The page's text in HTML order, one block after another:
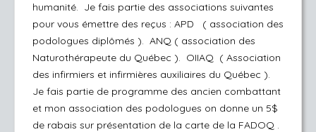
humanité. Je fais partie des associations suivantes
pour vous émettre des reçus : APD ( association des
podologues diplômés ). ANQ ( association des
Naturothérapeute du Québec ). OIIAQ ( Association
des infirmiers et infirmières auxiliaires du Québec ).
Je fais partie de programme des ancien combattant
et mon association des podologues on donne un 5$
de rabais sur présentation de la carte de la FADOQ .